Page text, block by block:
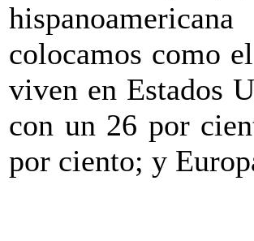
colocamos como
viven en Estados
con un 26 por
por ciento; y